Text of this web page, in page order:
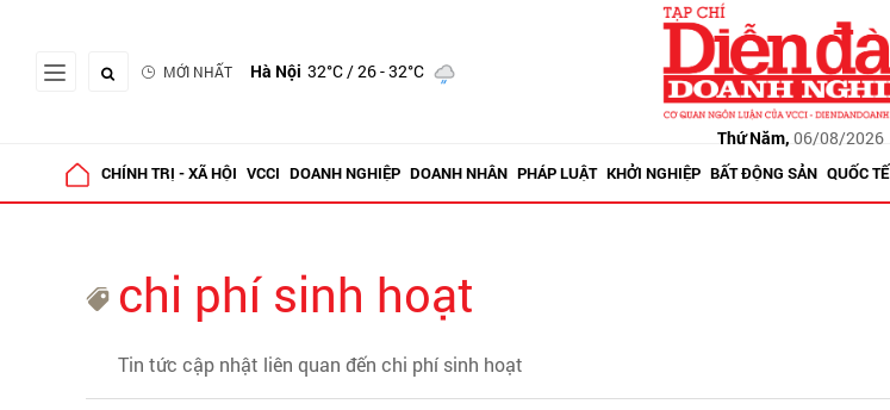
MỚI NHẤT Hà Nội 32°C/ 26 - 32°C
Thứ Năm, 06/08/2026
CHÍNH TRỊ - XÃ HỘI VCCI DOANH NGHIỆP DOANH NHÂN PHÁP LUẬT KHỞI NGHIỆP BẤT ĐỘNG SẢN QUỐC TẾ
chi phí sinh hoạt
Tin tức cập nhật liên quan đến chi phí sinh hoạt